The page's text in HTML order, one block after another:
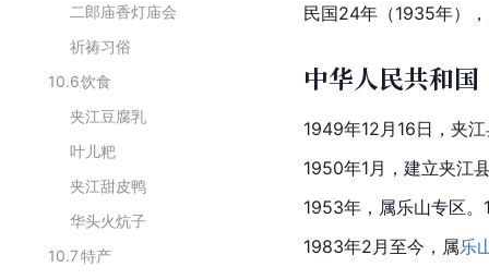
二郎庙香灯庙会
祈祷习俗
10.6饮食
夹江豆腐乳
叶儿粑
夹江甜皮鸭
华头火炕子
10.7特产
民国24年（1935年）
中华人民共和国
1949年12月16日，夹
1950年1月，建立夹江
1953年，属乐山专区。
1983年2月至今，属乐